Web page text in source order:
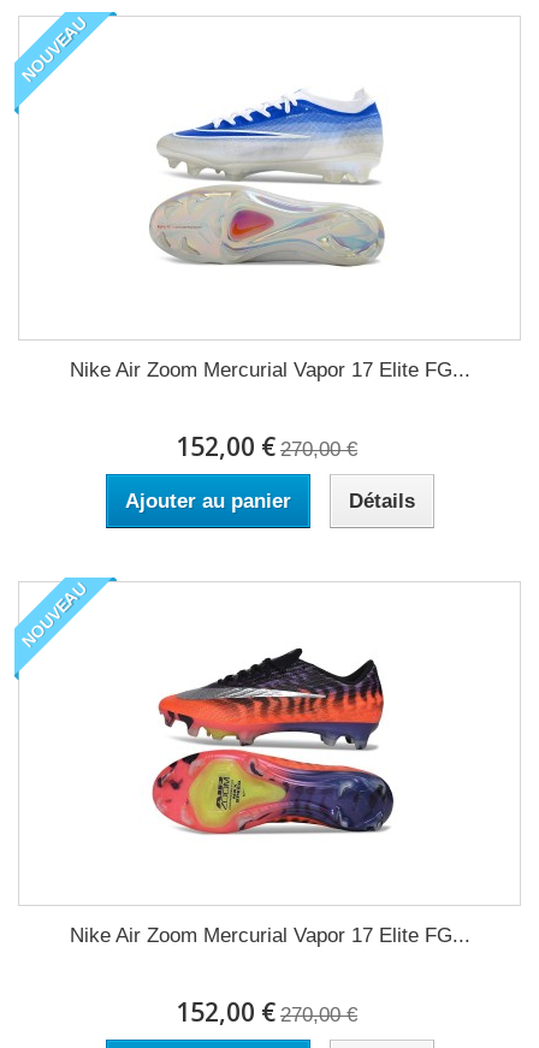
NOUVEAU
Nike Air Zoom Mercurial Vapor 17 Elite FG...
152,00 € 270,00 €
Ajouter au panier Détails
NOUVEAU
Nike Air Zoom Mercurial Vapor 17 Elite FG...
152,00 € 270,00 €